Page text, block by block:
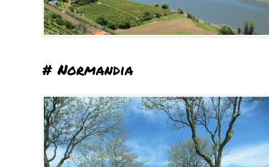
# Normandia